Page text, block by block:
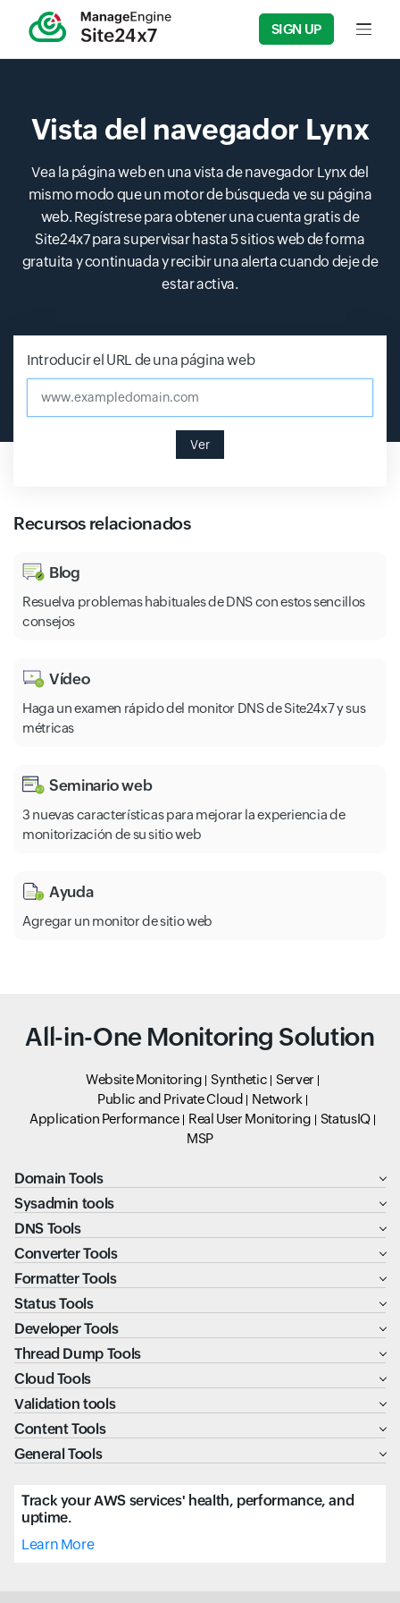
SIGN UP Input
Vista del navegador Lynx
Vea la página web en una vista de navegador Lynx del
mismo modo que un motor de búsqueda ve su página
web. Regístrese para obtener una cuenta gratis de
Site24x7 para supervisar hasta 5 sitios web de forma
gratuita y continuada y recibir una alerta cuando deje de
estar activa.
Introducir el URL de una página web
Ver
Recursos relacionados
Blog
Resuelva problemas habituales de DNS con estos sencillos
consejos
Vídeo
Haga un examen rápido del monitor DNS de Site24x7 y sus
métricas
Seminario web
3 nuevas características para mejorar la experiencia de
monitorización de su sitio web
Ayuda
Agregar un monitor de sitio web
All-in-One Monitoring Solution
Website Monitoring Synthetic
Server
Public and Private Cloud
Network
Application Performance
Real User Monitoring
StatusIQ
MSP
Domain Tools
Sysadmin tools
DNS Tools
Converter Tools
Formatter Tools
Status Tools
Developer Tools
Thread Dump Tools
Cloud Tools
Validation tools
Content Tools
General Tools
Track your AWS services' health, performance, and
uptime.
Learn More